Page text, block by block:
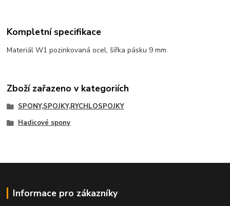
Kompletní specifikace
Materiál W1 pozinkovaná ocel, šířka pásku 9 mm.
Zboží zařazeno v kategoriích
SPONY,SPOJKY,RYCHLOSPOJKY
Hadicové spony
Informace pro zákazníky